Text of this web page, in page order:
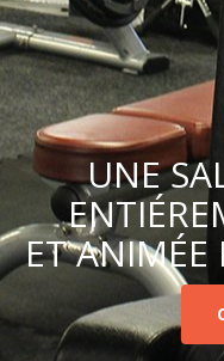
UNE
ET ANIMÉE